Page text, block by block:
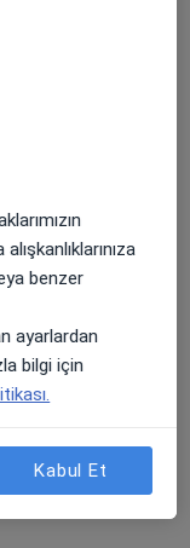
benzer
ayarlardan
bilgi için
Kabul Et